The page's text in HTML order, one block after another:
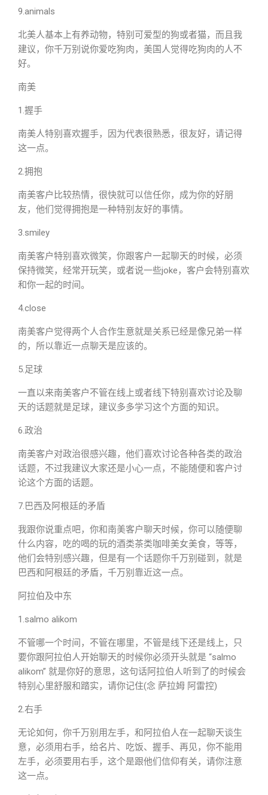
9.animals
北美人基本上有养动物，特别可爱型的狗或者猫，而且我
建议，你千万别说你爱吃狗肉，美国人觉得吃狗肉的人不
好。
南美
1.握手
南美人特别喜欢握手，因为代表很熟悉，很友好，请记得
这一点。
2.拥抱
南美客户比较热情，很快就可以信任你，成为你的好朋
友，他们觉得拥抱是一种特别友好的事情。
3.smiley
南美客户特别喜欢微笑，你跟客户一起聊天的时候，必须
保持微笑，经常开玩笑，或者说一些joke，客户会特别喜欢
和你一起的时间。
4.close
南美客户觉得两个人合作生意就是关系已经是像兄弟一样
的，所以靠近一点聊天是应该的。
5.足球
一直以来南美客户不管在线上或者线下特别喜欢讨论及聊
天的话题就是足球，建议多多学习这个方面的知识。
6.政治
南美客户对政治很感兴趣，他们喜欢讨论各种各类的政治
话题，不过我建议大家还是小心一点，不能随便和客户讨
论这个方面的话题。
7.巴西及阿根廷的矛盾
我跟你说重点吧，你和南美客户聊天时候，你可以随便聊
什么内容，吃的喝的玩的酒类茶类咖啡美女美食，等等，
他们会特别感兴趣，但是有一个话题你千万别碰到，就是
巴西和阿根廷的矛盾，千万别靠近这一点。
阿拉伯及中东
1.salmo alikom
不管哪一个时间，不管在哪里，不管是线下还是线上，只
要你跟阿拉伯人开始聊天的时候你必须开头就是 “salmo
alikom” 就是你好的意思，这句话阿拉伯人听到了的时候会
特别心里舒服和踏实，请你记住(念 萨拉姆 阿雷控)
2.右手
无论如何，你千万别用左手，和阿拉伯人在一起聊天谈生
意，必须用右手，给名片、吃饭、握手、再见，你不能用
左手，必须要用右手，这个是跟他们信仰有关，请你注意
这一点。